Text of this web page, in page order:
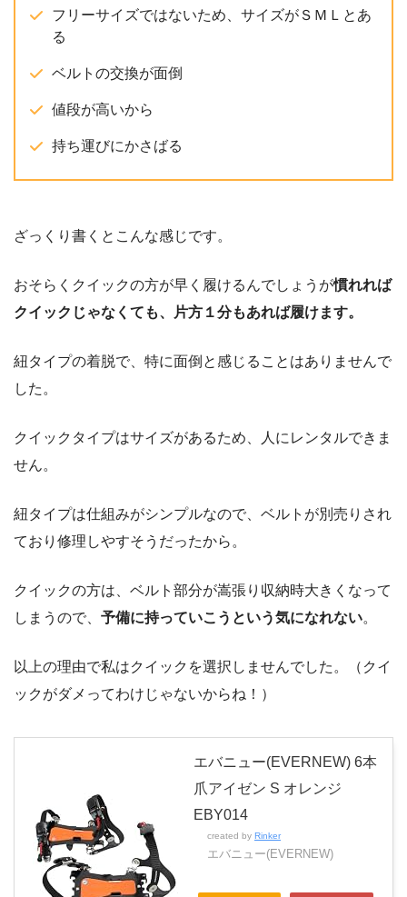
フリーサイズではないため、サイズがＳＭＬとあ
る
ベルトの交換が面倒
値段が高いから
持ち運びにかさばる
ざっくり書くとこんな感じです。
おそらくクイックの方が早く履けるんでしょうが慣れれば
クイックじゃなくても、片方１分もあれば履けます。
紐タイプの着脱で、特に面倒と感じることはありませんで
した。
クイックタイプはサイズがあるため、人にレンタルできま
せん。
紐タイプは仕組みがシンプルなので、ベルトが別売りされ
ており修理しやすそうだったから。
クイックの方は、ベルト部分が嵩張り収納時大きくなって
しまうので、 予備に持っていこうという気になれない。
以上の理由で私はクイックを選択しませんでした。（クイ
ックがダメってわけじゃないからね！）
エバニュー(EVERNEW) 6本
爪アイゼン S オレンジ
EBY014
created by Rinker
エバニュー(EVERNEW)